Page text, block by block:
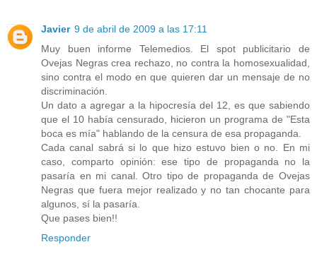
Javier 9 de abril de 2009 a las 17:11
Muy buen informe Telemedios. El spot publicitario de
Ovejas Negras crea rechazo, no contra la homosexualidad,
sino contra el modo en que quieren dar un mensaje de no
discriminación.
Un dato a agregar a la hipocresía del 12, es que sabiendo
que el 10 había censurado, hicieron un programa de "Esta
boca es mía" hablando de la censura de esa propaganda.
Cada canal sabrá si lo que hizo estuvo bien o no. En mi
caso, comparto opinión: ese tipo de propaganda no la
pasaría en mi canal. Otro tipo de propaganda de Ovejas
Negras que fuera mejor realizado y no tan chocante para
algunos, sí la pasaría.
Que pases bien!!
Responder